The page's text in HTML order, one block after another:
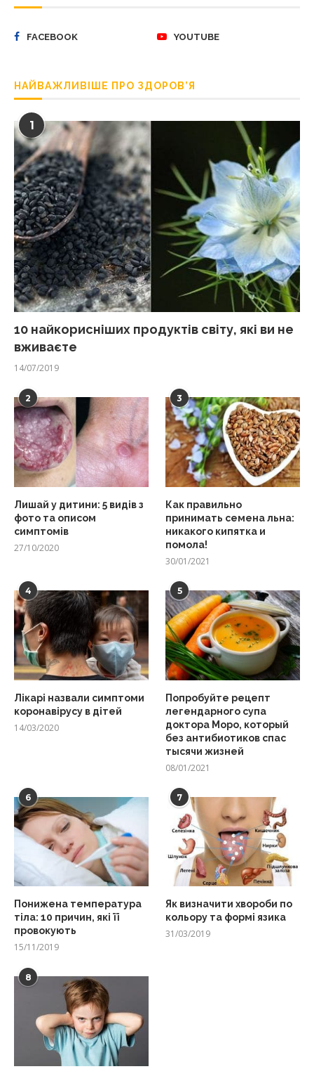
FACEBOOK YOUTUBE
НАЙВАЖЛИВІШЕ ПРО ЗДОРОВ’Я
1
10 найкорисніших продуктів світу, які ви не
вживаєте
14/07/2019
2
Лишай у дитини: 5 видів з
фото та описом
симптомів
27/10/2020
3
Как правильно
принимать семена льна:
никакого кипятка и
помола!
30/01/2021
4
Лікарі назвали симптоми
коронавірусу в дітей
14/03/2020
5
Попробуйте рецепт
легендарного супа
доктора Моро, который
без антибиотиков спас
тысячи жизней
08/01/2021
6
Понижена температура
тіла: 10 причин, які її
провокують
15/11/2019
7
Як визначити хвороби по
кольору та формі язика
31/03/2019
8